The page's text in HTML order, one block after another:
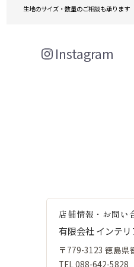
生地のサイズ・数量のご相談も承ります
Instagram
店舗情報・お問い
有限会社 インテ
〒779-3123 徳島県
TEL 088-642-